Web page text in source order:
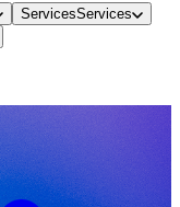
ServicesServices